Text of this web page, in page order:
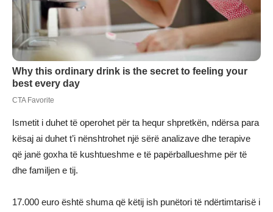
Ismetit i duhet të operohet për ta hequr shpretkën, ndërsa para
kësaj ai duhet t’i nënshtrohet një sërë analizave dhe terapive
që janë goxha të kushtueshme e të papërballueshme për të
dhe familjen e tij.
17.000 euro është shuma që këtij ish punëtori të ndërtimtarisë i